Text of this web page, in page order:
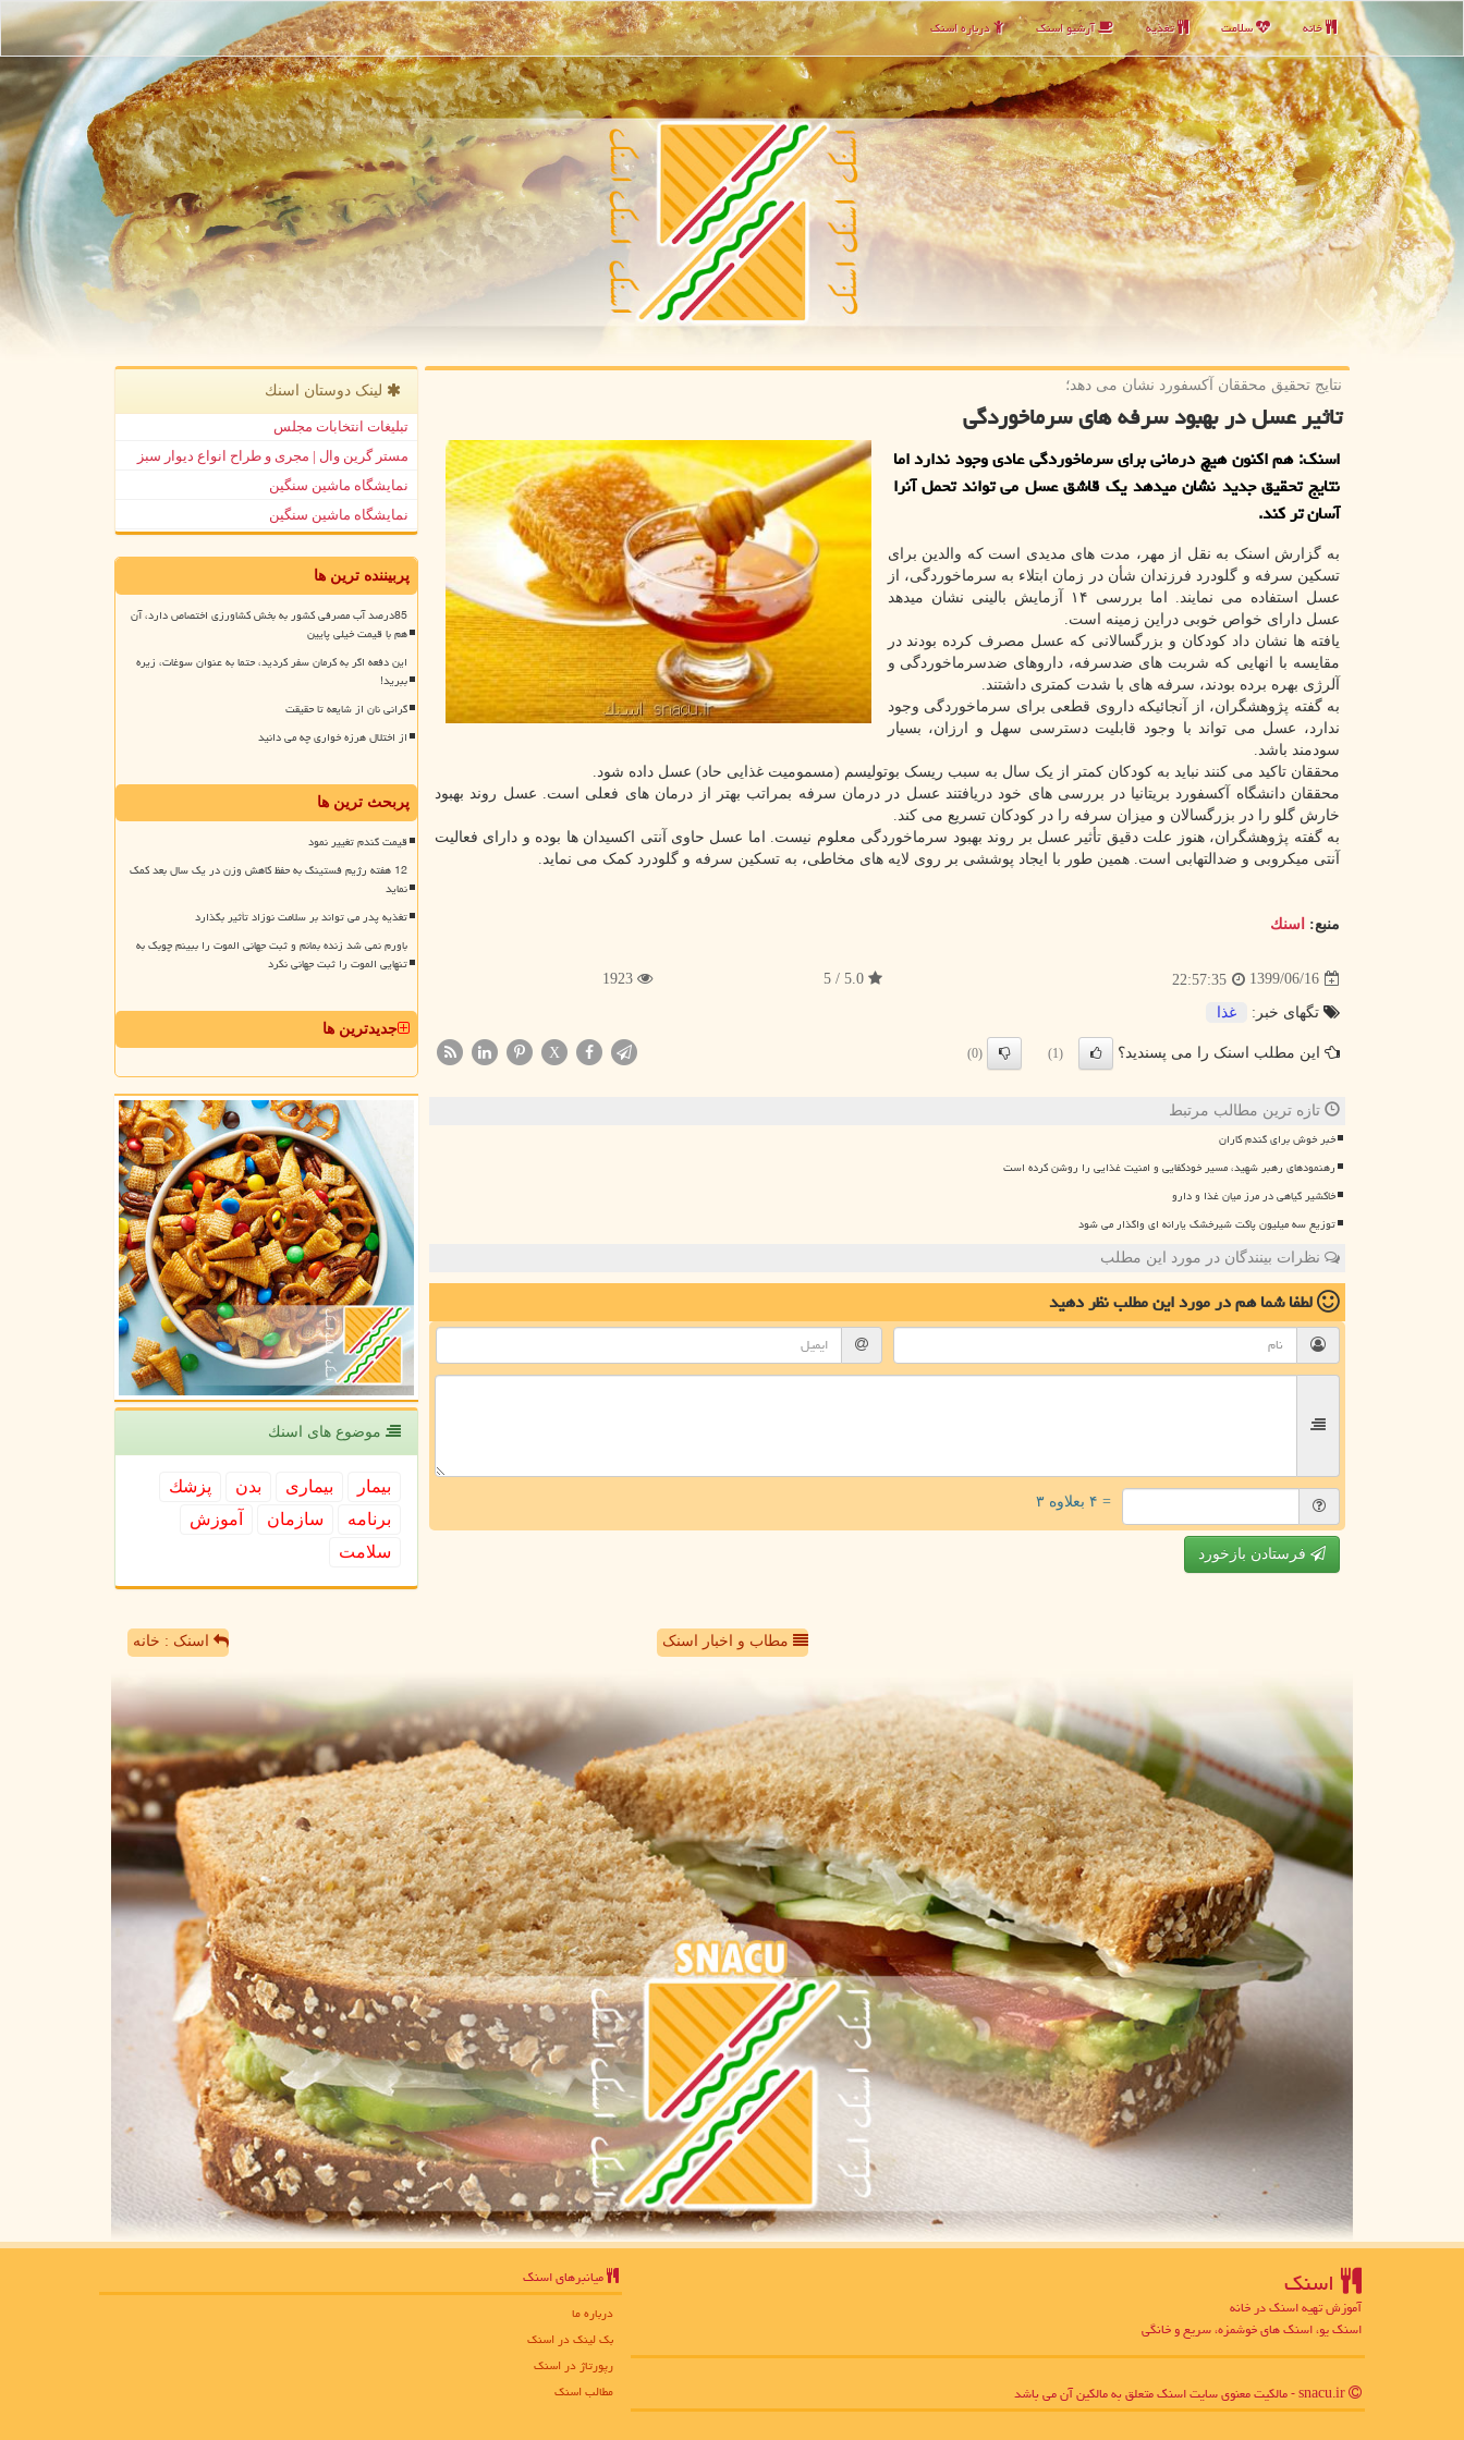
خانه سلامت تغذیه آرشیو اسنك درباره اسنك
نتایج تحقیق محققان آكسفورد نشان می دهد؛
تاثیر عسل در بهبود سرفه های سرماخوردگی
اسنك: هم اكنون هیچ درمانی برای سرماخوردگی عادی وجود ندارد اما
نتایج تحقیق جدید نشان میدهد یك قاشق عسل می تواند تحمل آنرا
آسان تر كند.
به گزارش اسنک به نقل از مهر، مدت های مدیدی است که والدین برای
تسکین سرفه و گلودرد فرزندان شأن در زمان ابتلاء به سرماخوردگی، از
عسل استفاده می نمایند. اما بررسی ۱۴ آزمایش بالینی نشان میدهد
عسل دارای خواص خوبی دراین زمینه است.
یافته ها نشان داد کودکان و بزرگسالانی که عسل مصرف کرده بودند در
مقایسه با انهایی که شربت های ضدسرفه، داروهای ضدسرماخوردگی و
آلرژی بهره برده بودند، سرفه های با شدت کمتری داشتند.
به گفته پژوهشگران، از آنجائیکه داروی قطعی برای سرماخوردگی وجود
ندارد، عسل می تواند با وجود قابلیت دسترسی سهل و ارزان، بسیار
سودمند باشد.
محققان تاکید می کنند نباید به کودکان کمتر از یک سال به سبب ریسک بوتولیسم (مسمومیت غذایی حاد) عسل داده شود.
محققان دانشگاه آکسفورد بریتانیا در بررسی های خود دریافتند عسل در درمان سرفه بمراتب بهتر از درمان های فعلی است. عسل روند بهبود
خارش گلو را در بزرگسالان و میزان سرفه را در کودکان تسریع می کند.
به گفته پژوهشگران، هنوز علت دقیق تأثیر عسل بر روند بهبود سرماخوردگی معلوم نیست. اما عسل حاوی آنتی اکسیدان ها بوده و دارای فعالیت
آنتی میکروبی و ضدالتهابی است. همین طور با ایجاد پوششی بر روی لایه های مخاطی، به تسکین سرفه و گلودرد کمک می نماید.
منبع: اسنك
1399/06/16
22:57:35
5.0 / 5
1923
تگهای خبر: غذا
این مطلب اسنک را می پسندید؟ (1)
(0)
X
تازه ترین مطالب مرتبط
خبر خوش برای گندم کاران
رهنمودهای رهبر شهید، مسیر خودکفایی و امنیت غذایی را روشن کرده است
خاکشیر گیاهی در مرز میان غذا و دارو
توزیع سه میلیون پاکت شیرخشک یارانه ای واگذار می شود
نظرات بینندگان در مورد این مطلب
لطفا شما همدر مورد این مطلبنظر دهید
= ۴ بعلاوه ۳
فرستادن بازخورد
لینک دوستان اسنك
تبلیغات انتخابات مجلس
مستر گرین وال | مجری و طراح انواع دیوار سبز
نمایشگاه ماشین سنگین
نمایشگاه ماشین سنگین
پربیننده ترین ها
85درصد آب مصرفی کشور به بخش کشاورزی اختصاص دارد، آن
هم با قیمت خیلی پایین
این دفعه اگر به کرمان سفر کردید، حتما به عنوان سوغات، زیره
ببرید!
گرانی نان از شایعه تا حقیقت
از اختلال هرزه خواری چه می دانید
پربحث ترین ها
قیمت گندم تغییر نمود
12 هفته رژیم فستینگ به حفظ کاهش وزن در یک سال بعد کمک
نماید
تغذیه پدر می تواند بر سلامت نوزاد تأثیر بگذارد
باورم نمی شد زنده بمانم و ثبت جهانی الموت را ببینم چوبک به
تنهایی الموت را ثبت جهانی نکرد
جدیدترین ها
موضوع های اسنك
بیمار بیماری بدن
پزشك
برنامه
سازمان
آموزش
سلامت
مطاب و اخبار اسنک اسنک : خانه
اسنك
آموزش تهیه اسنک در خانه
اسنک یو، اسنک های خوشمزه، سریع و خانگی
میانبرهای اسنك
درباره ما
بک لینک در اسنك
رپورتاژ در اسنك
مطالب اسنك